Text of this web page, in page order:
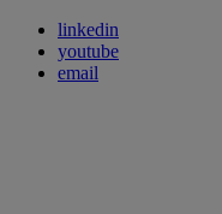
linkedin
youtube
email